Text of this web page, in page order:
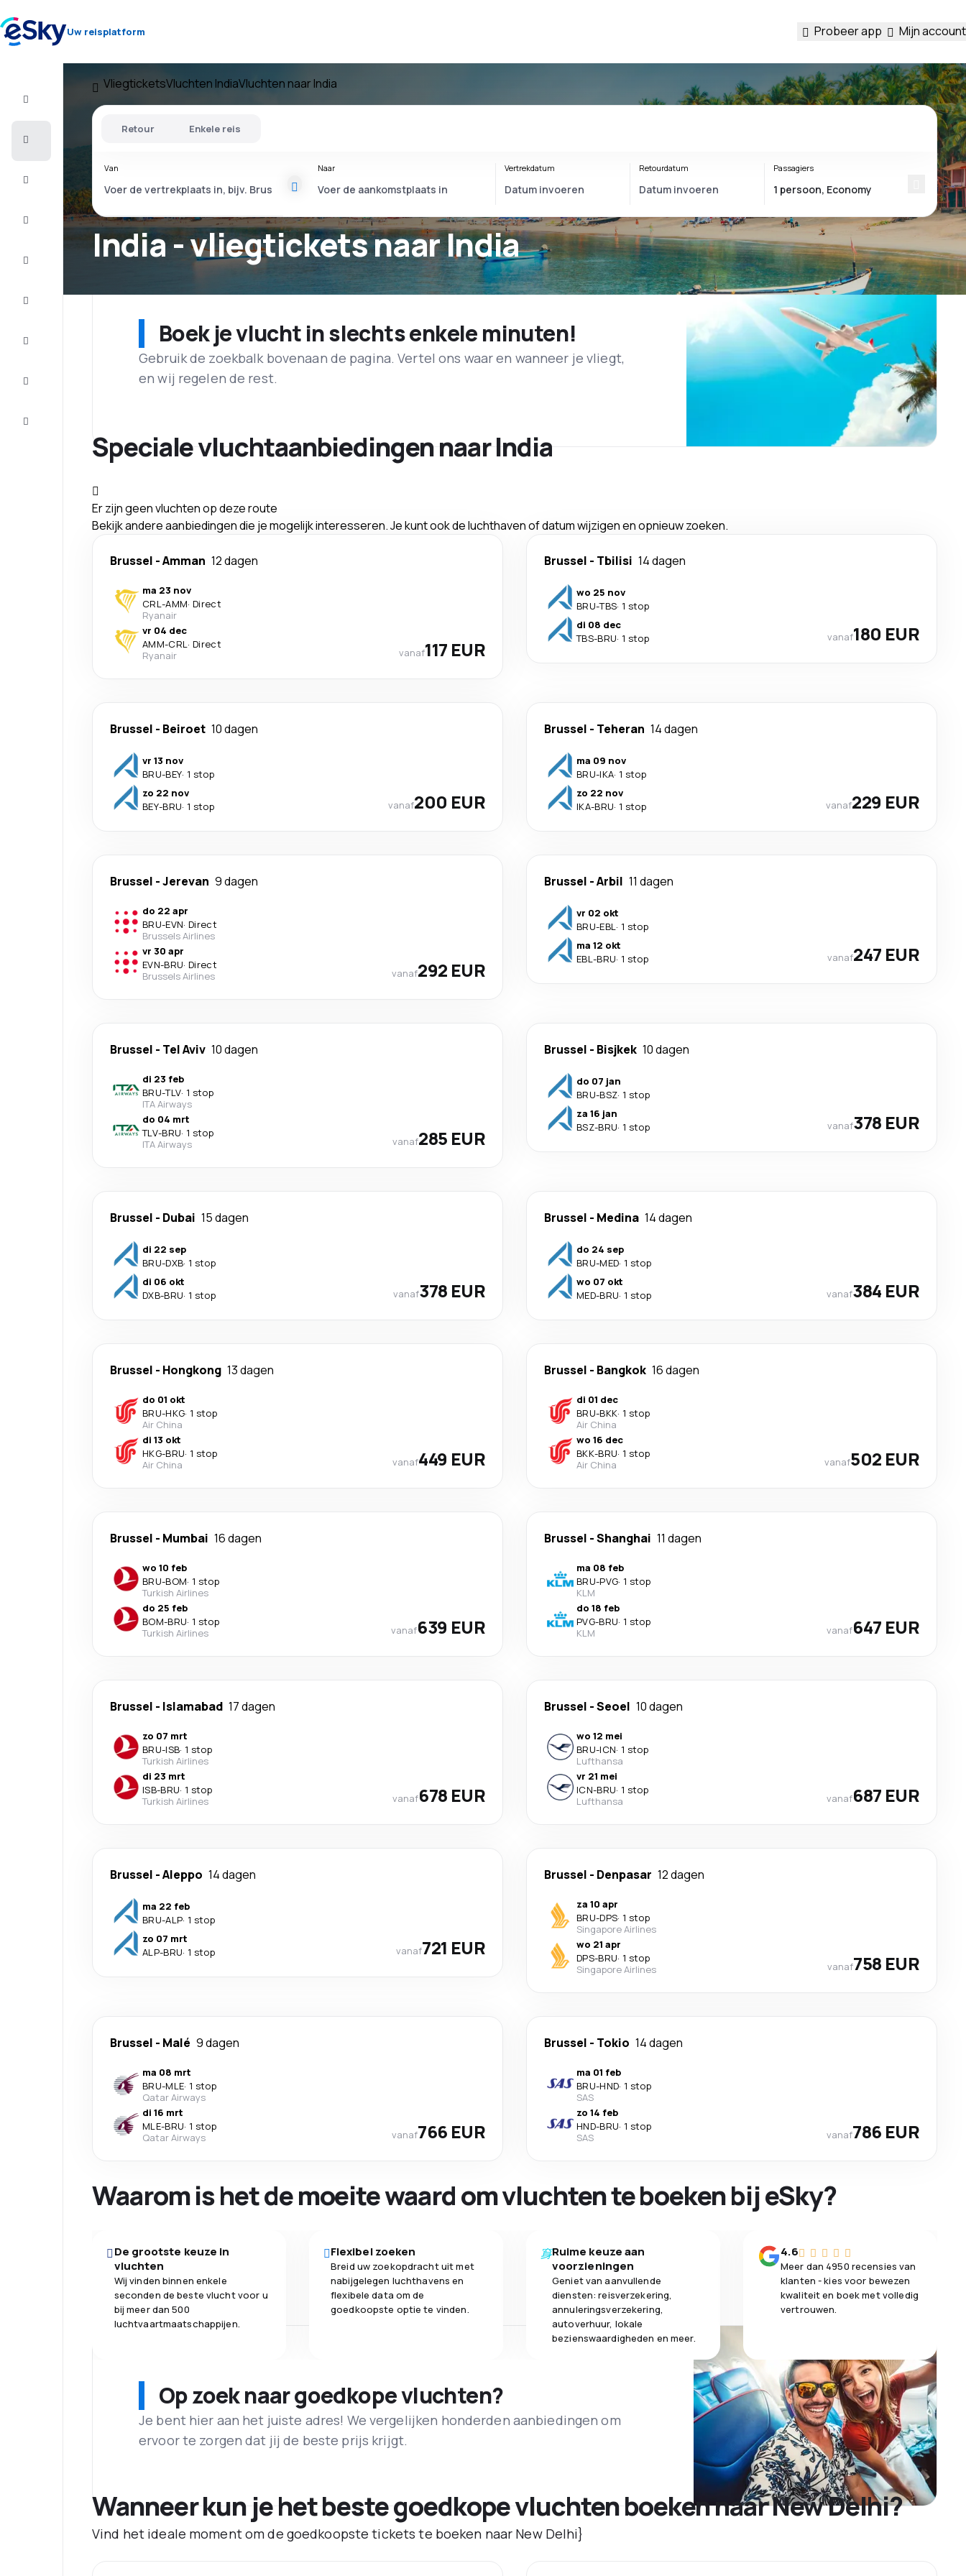
Uw reisplatform Probeer app Mijn account
Citytrip
VliegticketsVluchten IndiaVluchten naar India
India - vliegtickets naar India
Retour Enkele reis
Van Naar Vertrekdatum Retourdatum Passagiers
Boek je vlucht in slechts enkele minuten!
Gebruik de zoekbalk bovenaan de pagina. Vertel ons waar en wanneer je vliegt,
en wij regelen de rest.
Speciale vluchtaanbiedingen naar India
Er zijn geen vluchten op deze route
Bekijk andere aanbiedingen die je mogelijk interesseren. Je kunt ook de luchthaven of datum wijzigen en opnieuw zoeken.
Brussel -Amman 12 dagen
ma 23 nov
CRL-AMM· Direct
Ryanair
vr 04 dec
AMM-CRL· Direct
Ryanair
vanaf117 EUR
Brussel - Tbilisi 14 dagen
wo 25 nov
BRU-TBS· 1 stop
di 08 dec
TBS-BRU· 1 stop vanaf180 EUR
Brussel - Beiroet 10 dagen
vr 13 nov
BRU-BEY· 1 stop
zo 22 nov
BEY-BRU· 1 stop vanaf200 EUR
Brussel - Teheran 14 dagen
ma 09 nov
BRU-IKA· 1 stop
zo 22 nov
IKA-BRU· 1 stop vanaf229 EUR
Brussel -Jerevan 9 dagen
do 22 apr
BRU-EVN· Direct
Brussels Airlines
vr 30 apr
EVN-BRU· Direct
Brussels Airlines
vanaf292 EUR
Brussel -Arbil 11 dagen
vr 02 okt
BRU-EBL· 1 stop
ma 12 okt
EBL-BRU· 1 stop vanaf247 EUR
Brussel - Tel Aviv 10 dagen
di 23 feb
BRU-TLV· 1 stop
ITA Airways
do 04 mrt
TLV-BRU· 1 stop
ITA Airways
vanaf285 EUR
Brussel - Bisjkek 10 dagen
do 07 jan
BRU-BSZ· 1 stop
za 16 jan
BSZ-BRU· 1 stop vanaf378 EUR
Brussel - Dubai 15 dagen
di 22 sep
BRU-DXB· 1 stop
di 06 okt
DXB-BRU· 1 stop vanaf378 EUR
Brussel - Medina 14 dagen
do 24 sep
BRU-MED· 1 stop
wo 07 okt
MED-BRU· 1 stop vanaf384 EUR
Brussel - Hongkong 13 dagen
do 01 okt
BRU-HKG· 1 stop
Air China
di 13 okt
HKG-BRU· 1 stop
Air China
vanaf449 EUR
Brussel - Bangkok 16 dagen
di 01 dec
BRU-BKK· 1 stop
Air China
wo 16 dec
BKK-BRU· 1 stop
Air China
vanaf502 EUR
Brussel - Mumbai 16 dagen
wo 10 feb
BRU-BOM· 1 stop
Turkish Airlines
do 25 feb
BOM-BRU· 1 stop
Turkish Airlines
vanaf639 EUR
Brussel -Shanghai 11 dagen
ma 08 feb
BRU-PVG· 1 stop
KLM
do 18 feb
PVG-BRU· 1 stop
KLM
vanaf647 EUR
Brussel - Islamabad 17 dagen
zo 07 mrt
BRU-ISB· 1 stop
Turkish Airlines
di 23 mrt
ISB-BRU· 1 stop
Turkish Airlines
vanaf678 EUR
Brussel -Seoel 10 dagen
wo 12 mei
BRU-ICN· 1 stop
Lufthansa
vr 21 mei
ICN-BRU· 1 stop
Lufthansa
vanaf687 EUR
Brussel -Aleppo 14 dagen
ma 22 feb
BRU-ALP· 1 stop
zo 07 mrt
ALP-BRU· 1 stop vanaf721 EUR
Brussel - Denpasar 12 dagen
za 10 apr
BRU-DPS· 1 stop
Singapore Airlines
wo 21 apr
DPS-BRU· 1 stop
Singapore Airlines
vanaf758 EUR
Brussel - Malé 9 dagen
ma 08 mrt
BRU-MLE· 1 stop
Qatar Airways
di 16 mrt
MLE-BRU· 1 stop
Qatar Airways
vanaf766 EUR
Brussel - Tokio 14 dagen
ma 01 feb
BRU-HND· 1 stop
SAS
zo 14 feb
HND-BRU· 1 stop
SAS
vanaf786 EUR
Waarom is het de moeite waard om vluchten te boeken bij eSky?
De grootste keuze in
vluchten
Wij vinden binnen enkele
seconden de beste vlucht voor u
bij meer dan 500
luchtvaartmaatschappijen.
Flexibel zoeken
Breid uw zoekopdracht uit met
nabijgelegen luchthavens en
flexibele data om de
goedkoopste optie te vinden.
Ruime keuze aan
voorzieningen
Geniet van aanvullende
diensten: reisverzekering,
annuleringsverzekering,
autoverhuur, lokale
bezienswaardigheden en meer.
4.6
Meer dan 4950 recensies van
klanten - kies voor bewezen
kwaliteit en boek met volledig
vertrouwen.
Op zoek naar goedkope vluchten?
Je bent hier aan het juiste adres! We vergelijken honderden aanbiedingen om
ervoor te zorgen dat jij de beste prijs krijgt.
Wanneer kun je het beste goedkope vluchten boeken naar New Delhi?
Vind het ideale moment om de goedkoopste tickets te boeken naar New Delhi}